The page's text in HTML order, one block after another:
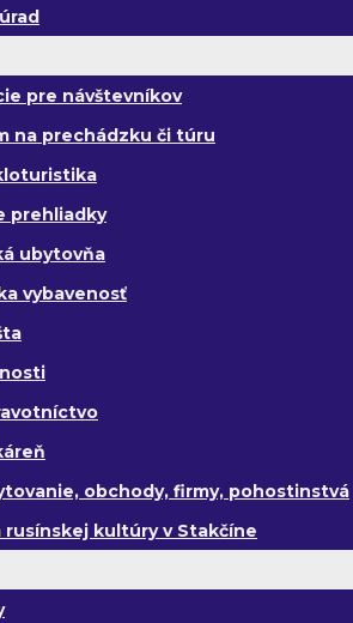
pre návštevníkov
na prechádzku či túru
prehliadky
ubytovňa
vybavenosť
obchody, firmy, pohostinstvá
rusínskej kultúry v Stakčíne